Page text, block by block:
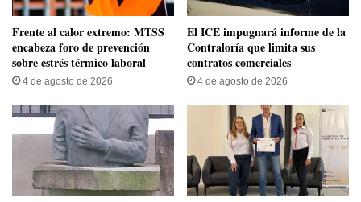
Frente al calor extremo: MTSS
encabeza foro de prevención
sobre estrés térmico laboral
4 de agosto de 2026
El ICE impugnará informe de la
Contraloría que limita sus
contratos comerciales
4 de agosto de 2026